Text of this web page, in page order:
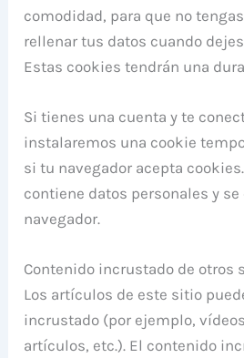
comodidad, para que no
rellenar tus datos cuando
Estas cookies tendrán una
Si tienes una cuenta y te
instalaremos una cookie
si tu navegador acepta
contiene datos personales y
navegador.
Contenido incrustado de otros
Los artículos de este sitio
incrustado (por ejemplo,
artículos, etc.). El contenido